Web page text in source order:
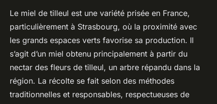
Le miel de tilleul est une variété prisée en France,
particulièrement à Strasbourg, où la proximité avec
les grands espaces verts favorise sa production. Il
s’agit d’un miel obtenu principalement à partir du
nectar des fleurs de tilleul, un arbre répandu dans la
région. La récolte se fait selon des méthodes
traditionnelles et responsables, respectueuses de